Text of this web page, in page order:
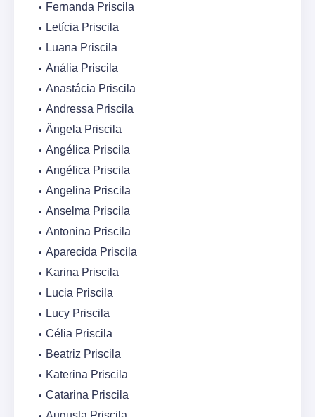
Fernanda Priscila
Letícia Priscila
Luana Priscila
Anália Priscila
Anastácia Priscila
Andressa Priscila
Ângela Priscila
Angélica Priscila
Angélica Priscila
Angelina Priscila
Anselma Priscila
Antonina Priscila
Aparecida Priscila
Karina Priscila
Lucia Priscila
Lucy Priscila
Célia Priscila
Beatriz Priscila
Katerina Priscila
Catarina Priscila